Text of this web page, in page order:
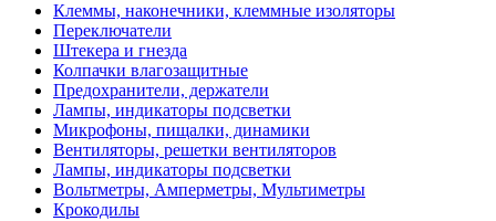
Клеммы, наконечники, клеммные изоляторы
Переключатели
Штекера и гнезда
Колпачки влагозащитные
Предохранители, держатели
Лампы, индикаторы подсветки
Микрофоны, пищалки, динамики
Вентиляторы, решетки вентиляторов
Лампы, индикаторы подсветки
Вольтметры, Амперметры, Мультиметры
Крокодилы